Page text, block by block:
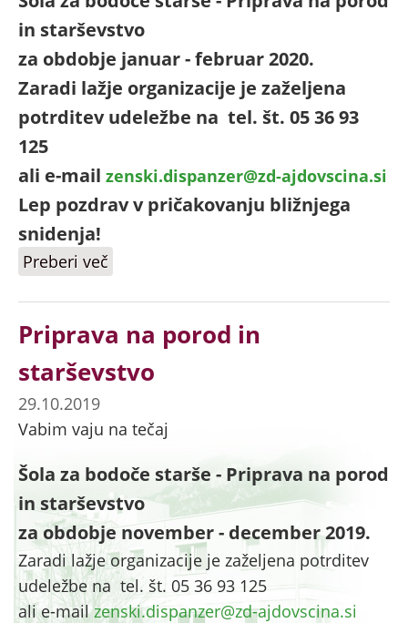
in starševstvo
za obdobje januar - februar 2020.
Zaradi lažje organizacije je zaželjena
potrditev udeležbe na tel. št. 05 36 93
125
ali e-mail zenski.dispanzer@zd-ajdovscina.si
Lep pozdrav v pričakovanju bližnjega
snidenja!
Preberi več
Priprava na porod in
starševstvo
29.10.2019
Vabim vaju na tečaj
Šola za bodoče starše - Priprava na porod
in starševstvo
za obdobje november - december 2019.
Zaradi lažje organizacije je zaželjena potrditev
udeležbe na tel. št. 05 36 93 125
ali e-mailzenski.dispanzer@zd-ajdovscina.si